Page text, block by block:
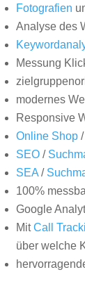
Fotografien
Analyse des
Messung
modernes
Responsive
Online Shop/
SEO/
SEA/
100%
Google
MitCall
über welche